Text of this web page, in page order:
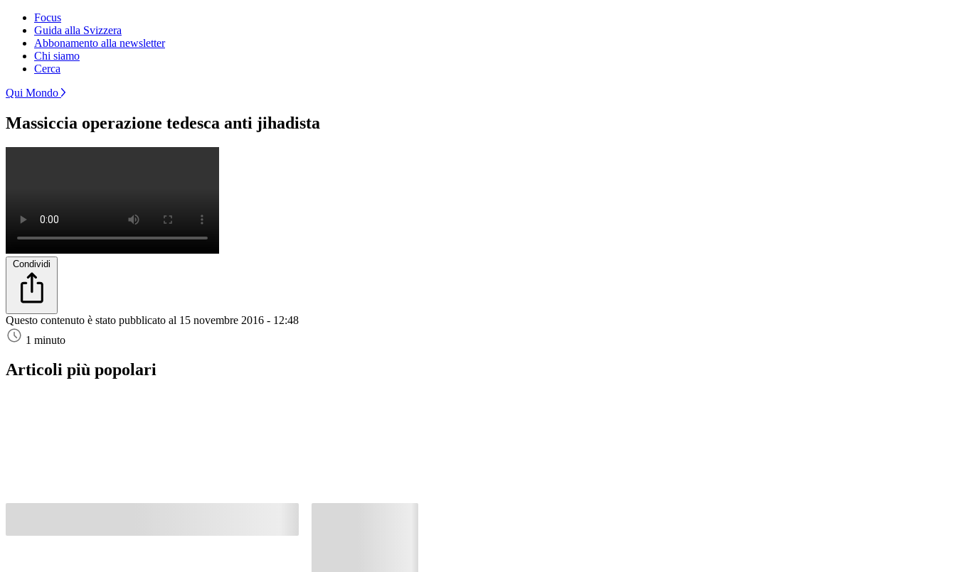
Focus
Guida alla Svizzera
Abbonamento alla newsletter
Chi siamo
Cerca
Qui Mondo
Massiccia operazione tedesca anti jihadista
Condividi
Questo contenuto è stato pubblicato al 15 novembre 2016 - 12:48
1 minuto
Articoli più popolari